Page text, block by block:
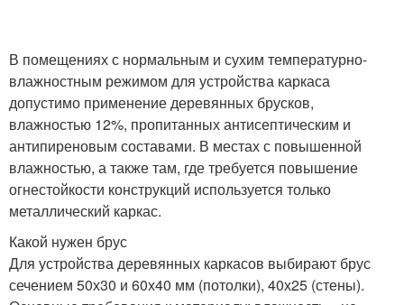
Каркас из бруса
Каркас под стеновую
обшивку
Перегородки из
гипсокартона
Гипсокартон в
каркасном доме
В помещениях с нормальным и сухим температурно-
влажностным режимом для устройства каркаса
допустимо применение деревянных брусков,
влажностью 12%, пропитанных антисептическим и
антипиреновым составами. В местах с повышенной
влажностью, а также там, где требуется повышение
огнестойкости конструкций используется только
металлический каркас.
Какой нужен брус
Для устройства деревянных каркасов выбирают брус
сечением 50х30 и 60х40 мм (потолки), 40х25 (стены).